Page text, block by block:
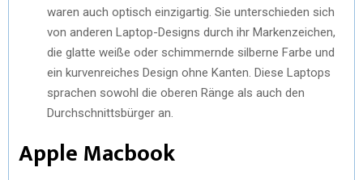
waren auch optisch einzigartig. Sie unterschieden sich
von anderen Laptop-Designs durch ihr Markenzeichen,
die glatte weiße oder schimmernde silberne Farbe und
ein kurvenreiches Design ohne Kanten. Diese Laptops
sprachen sowohl die oberen Ränge als auch den
Durchschnittsbürger an.
Apple Macbook